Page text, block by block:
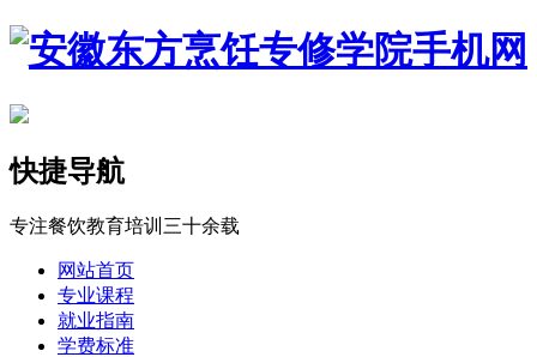
快捷导航
专注餐饮教育培训三十余载
网站首页
专业课程
就业指南
学费标准